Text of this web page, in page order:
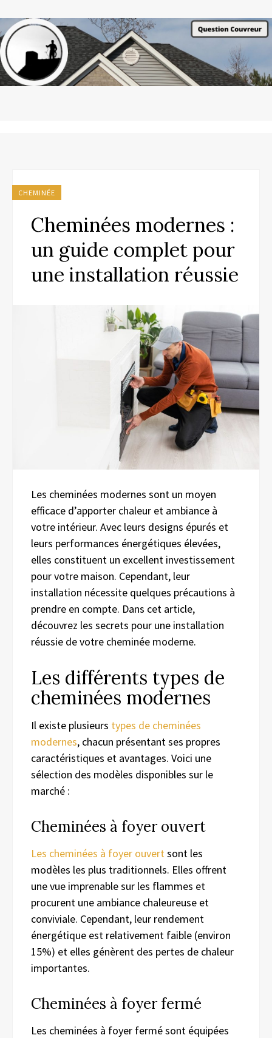
CHEMINÉE
Cheminées modernes :
un guide complet pour
une installation réussie
Les cheminées modernes sont un moyen
efficace d’apporter chaleur et ambiance à
votre intérieur. Avec leurs designs épurés et
leurs performances énergétiques élevées,
elles constituent un excellent investissement
pour votre maison. Cependant, leur
installation nécessite quelques précautions à
prendre en compte. Dans cet article,
découvrez les secrets pour une installation
réussie de votre cheminée moderne.
Les différents types de
cheminées modernes
Il existe plusieurs types de cheminées
modernes, chacun présentant ses propres
caractéristiques et avantages. Voici une
sélection des modèles disponibles sur le
marché :
Cheminées à foyer ouvert
Les cheminées à foyer ouvertsont les
modèles les plus traditionnels. Elles offrent
une vue imprenable sur les flammes et
procurent une ambiance chaleureuse et
conviviale. Cependant, leur rendement
énergétique est relativement faible (environ
15%) et elles génèrent des pertes de chaleur
importantes.
Cheminées à foyer fermé
Les cheminées à foyer fermé sont équipées